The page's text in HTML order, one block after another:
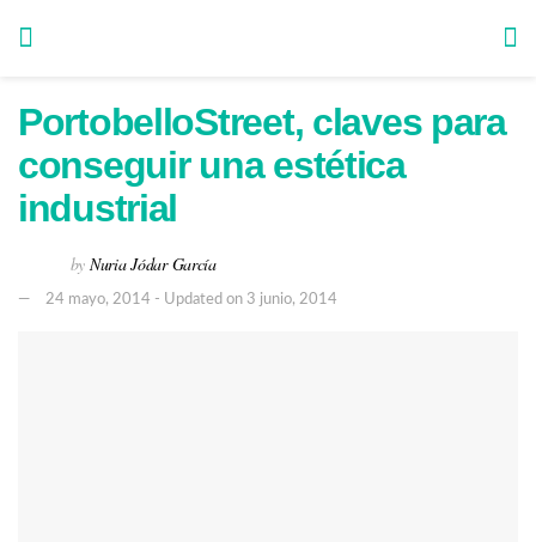
PortobelloStreet, claves para
conseguir una estética
industrial
by Nuria Jódar García
24 mayo, 2014 - Updated on 3 junio, 2014